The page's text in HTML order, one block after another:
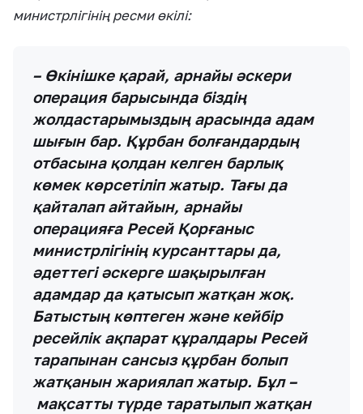
министрлігінің ресми өкілі:
– Өкінішке қарай, арнайы әскери
операция барысында біздің
жолдастарымыздың арасында адам
шығын бар. Құрбан болғандардың
отбасына қолдан келген барлық
көмек көрсетіліп жатыр. Тағы да
қайталап айтайын, арнайы
операцияға Ресей Қорғаныс
министрлігінің курсанттары да,
әдеттегі әскерге шақырылған
адамдар да қатысып жатқан жоқ.
Батыстың көптеген және кейбір
ресейлік ақпарат құралдары Ресей
тарапынан сансыз құрбан болып
жатқанын жариялап жатыр. Бұл –
мақсатты түрде таратылып жатқан